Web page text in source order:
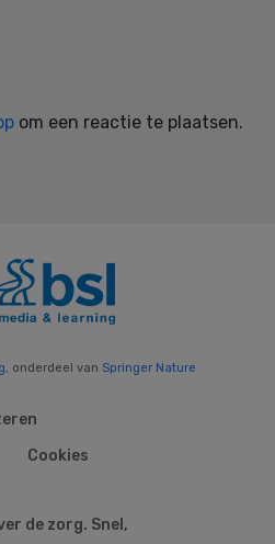
om een reactie te plaatsen.
, onderdeel van Springer Nature
Cookies
de zorg. Snel,